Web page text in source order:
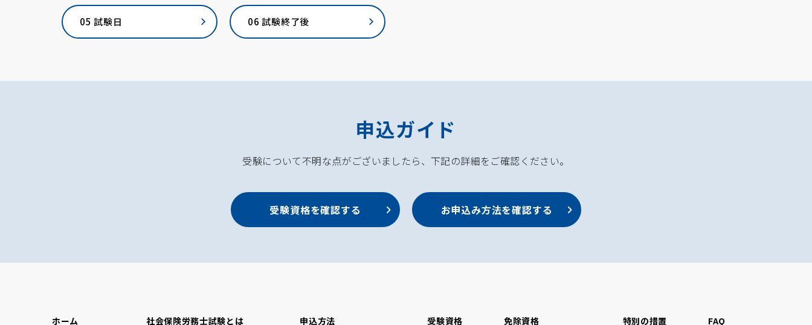
05 試験日 06 試験終了後
申込ガイド
受験について不明な点がございましたら、下記の詳細をご確認ください。
受験資格を確認する お申込み方法を確認する
ホーム 社会保険労務士試験とは 申込方法 受験資格 免除資格 特別の措置 FAQ